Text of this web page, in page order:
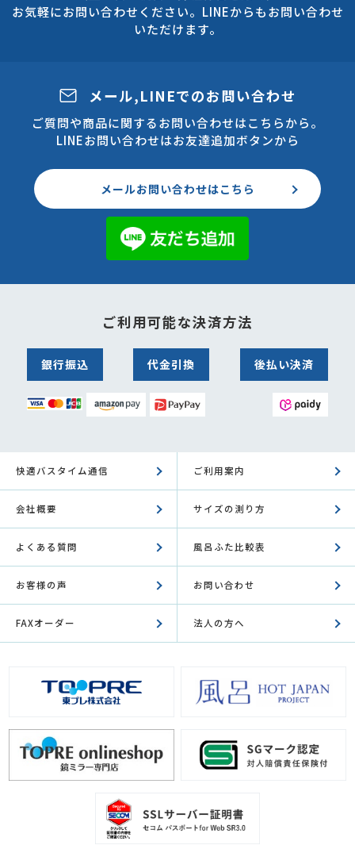
お気軽にお問い合わせください。LINEからもお問い合わせ
いただけます。
メール,LINEでのお問い合わせ
ご質問や商品に関するお問い合わせはこちらから。
LINEお問い合わせはお友達追加ボタンから
メールお問い合わせはこちら
ご利用可能な決済方法
銀行振込 代金引換 後払い決済
快適バスタイム通信 ご利用案内
会社概要 サイズの測り方
よくある質問 風呂ふた比較表
お客様の声 お問い合わせ
FAXオーダー 法人の方へ